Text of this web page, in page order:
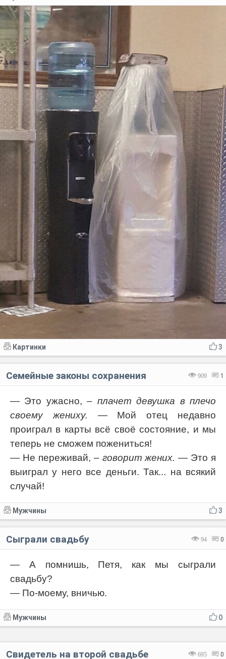
3
Картинки
909 1
Семейные законы сохранения
— Это ужасно,– плачет девушка в плечо
своему жениху. — Мой отец недавно
проиграл в карты всё своё состояние, и мы
теперь не сможем пожениться!
— Не переживай, – говорит жених. — Это я
выиграл у него все деньги. Так... на всякий
случай!
3
Мужчины
94 0
Сыграли свадьбу
— А помнишь, Петя, как мы сыграли
свадьбу?
— По-моему, вничью.
0
Мужчины
695 0
Свидетель на второй свадьбе